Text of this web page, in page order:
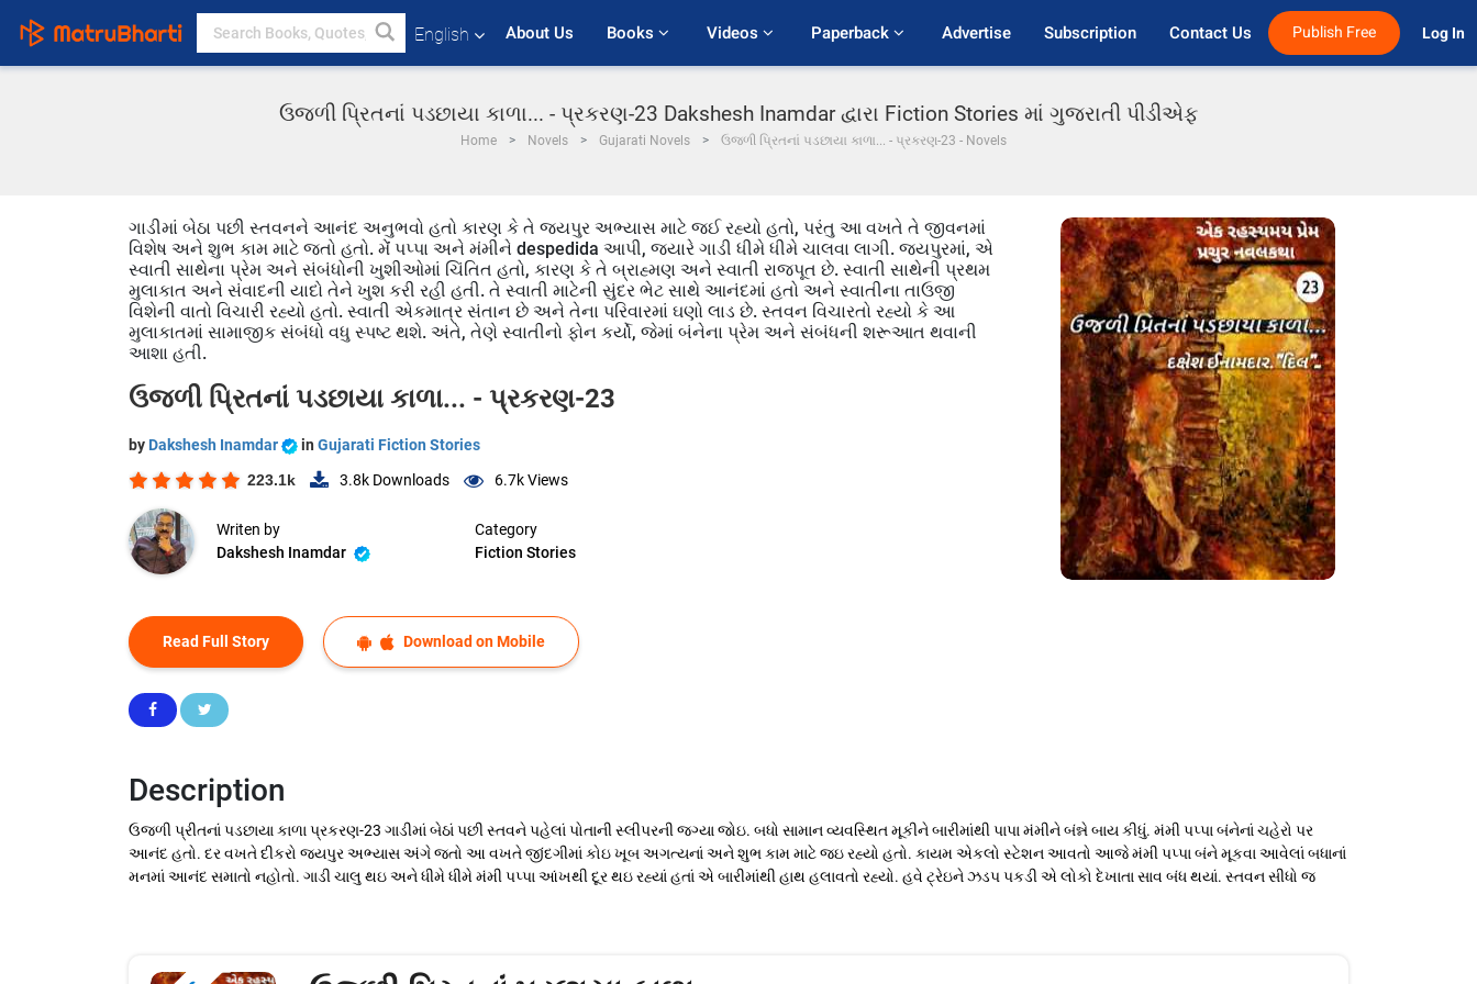
English About Us Books Videos Paperback Advertise Subscription Contact Us Publish Free Log In
ઉજળી પ્રિતનાં પડછાયા કાળા... - પ્રકરણ-23 Dakshesh Inamdar દ્વારા Fiction Stories માં ગુજરાતી પીડીએફ
Home Novels Gujarati Novels ઉજળી પ્રિતનાં પડછાયા કાળા... - પ્રકરણ-23 - Novels
ગાડીમાં બેઠા પછી સ્તવનને આનંદ અનુભવો હતો કારણ કે તે જયપુર અભ્યાસ માટે જઈ રહ્યો હતો, પરંતુ આ વખતે તે જીવનમાં
વિશેષ અને શુભ કામ માટે જતો હતો. મેંં પપ્પા અને મંમીને despedida આપી, જયારે ગાડી ધીમે ધીમે ચાલવા લાગી. જયપુરમાં, એ
સ્વાતી સાથેના પ્રેમ અને સંબંધોની ખુશીઓમાં ચિંતિત હતો, કારણ કે તે બ્રાહ્મણ અને સ્વાતી રાજપૂત છે. સ્વાતી સાથેની પ્રથમ
મુલાકાત અને સંવાદની યાદો તેને ખુશ કરી રહી હતી. તે સ્વાતી માટેની સુંદર ભેટ સાથે આનંદમાં હતો અને સ્વાતીના તાઉજી
વિશેની વાતો વિચારી રહ્યો હતો. સ્વાતી એકમાત્ર સંતાન છે અને તેના પરિવારમાં ઘણો લાડ છે. સ્તવન વિચારતો રહ્યો કે આ
મુલાકાતમાં સામાજીક સંબંધો વધુ સ્પષ્ટ થશે. અંતે, તેણે સ્વાતીનો ફોન કર્યો, જેમાં બંનેના પ્રેમ અને સંબંધની શરૂઆત થવાની
આશા હતી.
ઉજળી પ્રિતનાં પડછાયા કાળા... - પ્રકરણ-23
by Dakshesh Inamdar in Gujarati Fiction Stories
223.1k 3.8k Downloads 6.7kViews
Writen by
Dakshesh Inamdar
Category
Fiction Stories
Read Full Story Download on Mobile
Description
ઉજળી પ્રીતનાં પડછાયા કાળા પ્રકરણ-23 ગાડીમાં બેઠાં પછી સ્તવને પહેલાં પોતાની સ્લીપરની જગ્યા જોઇ. બધો સામાન વ્યવસ્થિત મૂકીને બારીમાંથી પાપા મંમીને બંન્ને બાય કીધું. મંમી પપ્પા બંનેનાં ચહેરો પર
આનંદ હતો. દર વખતે દીકરો જયપુર અભ્યાસ અંગે જતો આ વખતે જીંદગીમાં કોઇ ખૂબ અગત્યનાં અને શુભ કામ માટે જઇ રહ્યો હતો. કાયમ એકલો સ્ટેશન આવતો આજે મંમી પપ્પા બંને મૂકવા આવેલાં બધાનાં
મનમાં આનંદ સમાતો નહોતો. ગાડી ચાલુ થઇ અને ધીમે ધીમે મંમી પપ્પા આંખથી દૂર થઇ રહ્યાં હતાં એ બારીમાંથી હાથ હલાવતો રહ્યો. હવે ટ્રેઇને ઝડપ પકડી એ લોકો દેખાતા સાવ બંધ થયાં. સ્તવન સીધો જ